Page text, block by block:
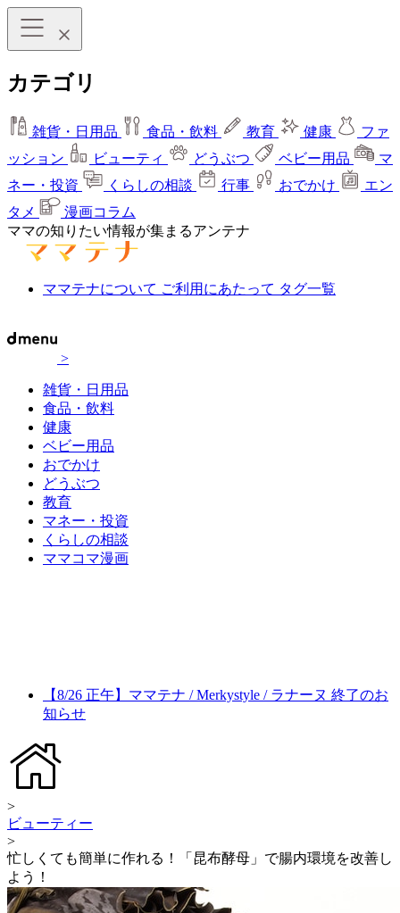
カテゴリ
雑貨・日用品 食品・飲料 教育 健康
ファ
ッション
ビューティ どうぶつ ベビー用品
マ
ネー・投資
くらしの相談 行事 おでかけ
エン
タメ
漫画コラム
ママの知りたい情報が集まるアンテナ
ママテナについて ご利用にあたって タグ一覧
>
雑貨・日用品
食品・飲料
健康
ベビー用品
おでかけ
どうぶつ
教育
マネー・投資
くらしの相談
ママコマ漫画
【8/26 正午】ママテナ / Merkystyle / ラナーヌ 終了のお
知らせ
>
ビューティー
>
忙しくても簡単に作れる！「昆布酵母」で腸内環境を改善し
よう！